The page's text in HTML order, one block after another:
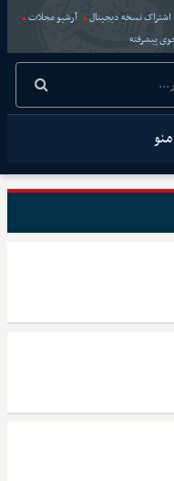
اشتراک نسخه دیجیتال
آرشیو مجلات
پیشرفته
منو